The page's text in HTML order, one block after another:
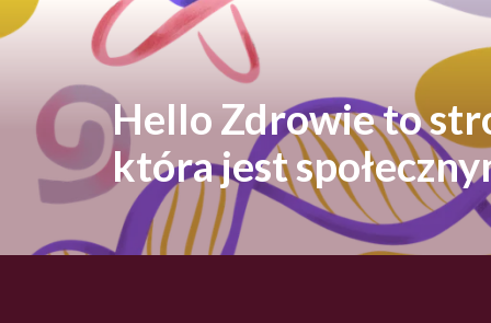
Hello Zdrowie to
która jest